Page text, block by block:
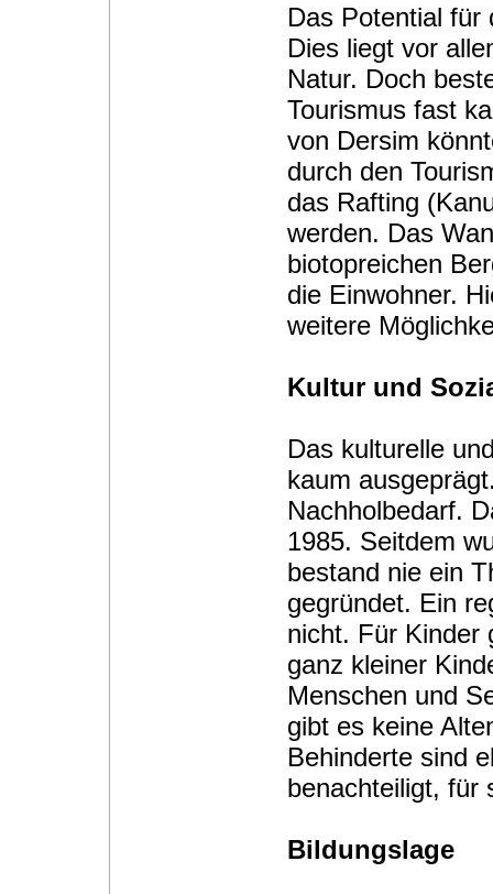
Das Potential für
Dies liegt vor
Natur. Doch
Tourismus fast
von Dersim
durch den
das Rafting
werden. Das
biotopreichen
die Einwohner.
weitere
Kultur und
Das kulturelle
kaum
Nachholbedarf.
1985. Seitdem
bestand nie ein
gegründet. Ein
nicht. Für Kinder
ganz kleiner
Menschen und
gibt es keine
Behinderte sind
benachteiligt, für
Bildungslage